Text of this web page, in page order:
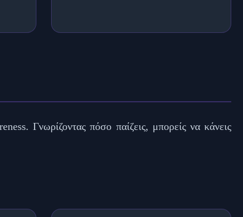
Γνωρίζοντας πόσο παίζεις, μπορείς να κάνεις